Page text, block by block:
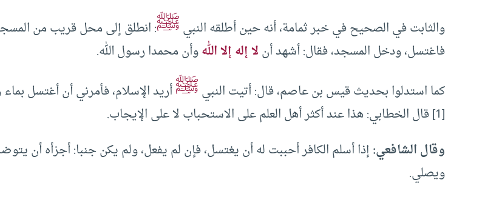
والثابت في الصحيح في خبر ثمامة، أنه حين أطلقه النبيﷺ: انطلق إلى محل قريب من
فاغتسل، ودخل المسجد، فقال: أشهد أنلا إله إلا اللهوأن محمدا رسول الله.
كما استدلوا بحديث قيس بن عاصم، قال: أتيت النبيﷺأريد الإسلام، فأمرني أن أغتسل
[1] قال الخطابي: هذا عند أكثر أهل العلم على الاستحباب لا على الإيجاب.
وقال الشافعي:إذا أسلم الكافر أحببت له أن يغتسل، فإن لم يفعل، ولم يكن جنبا: أجزأه أن
ويصلي.